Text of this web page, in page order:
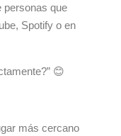
personas que
Spotify o en
😊
más cercano